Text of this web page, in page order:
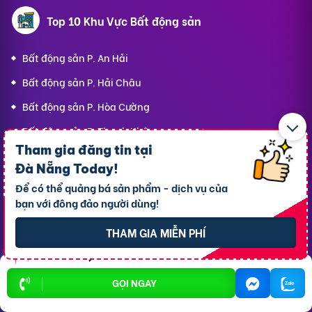
GỌI NGAY
Tham gia đăng tin tại
Đà Nẵng Today!
Để có thể quảng bá sản phẩm - dịch vụ của
bạn với đông đảo người dùng!
THAM GIA MIỄN PHÍ
Top 10 Khu Vực Bất động sản
Bất động sản P. An Hải
Bất động sản P. Hải Châu
Bất động sản P. Hòa Cường
Bất động sản P. Thanh Khê
Bất động sản P. Ngũ Hành Sơn
Bất động sản P. Hòa Khánh
Bất động sản P. Sơn Trà
Bất động sản P. Cẩm Lệ
Bất động sản P. An Khê
Bất động sản P. Hòa Xuân